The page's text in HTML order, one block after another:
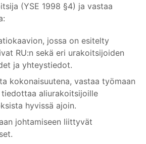
(YSE 1998 §4) ja vastaa
jossa on esitelty
RU:n sekä eri urakoitsijoiden
ja yhteystiedot.
kokonaisuutena, vastaa työmaan
aliurakoitsijoille
hyvissä ajoin.
johtamiseen liittyvät